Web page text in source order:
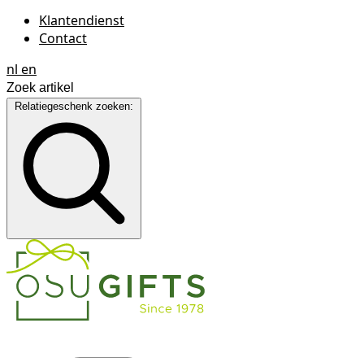
Klantendienst
Contact
nl en
Relatiegeschenk zoeken: